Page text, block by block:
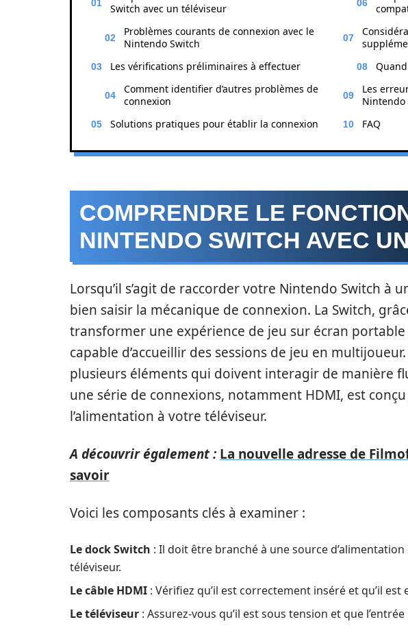
Switch avec un téléviseur
Problèmes courants de connexion avec le
Nintendo Switch
Les vérifications préliminaires à effectuer
Comment identifier d’autres problèmes de
connexion
Solutions pratiques pour établir la connexion
Les
Nintendo
FAQ
COMPRENDRE LE
NINTENDO SWITCH AVEC
Lorsqu’il s’agit de raccorder votre Nintendo Switch à
bien saisir la mécanique de connexion. La Switch,
transformer une expérience de jeu sur écran
capable d’accueillir des sessions de jeu en
plusieurs éléments qui doivent interagir de manière
une série de connexions, notamment HDMI, est
l’alimentation à votre téléviseur.
A découvrir également : La nouvelle adresse de
savoir
Voici les composants clés à examiner :
Le dock Switch : Il doit être branché à une source
téléviseur.
Le câble HDMI : Vérifiez qu’il est correctement inséré et qu’il est
Le téléviseur : Assurez-vous qu’il est sous tension et que